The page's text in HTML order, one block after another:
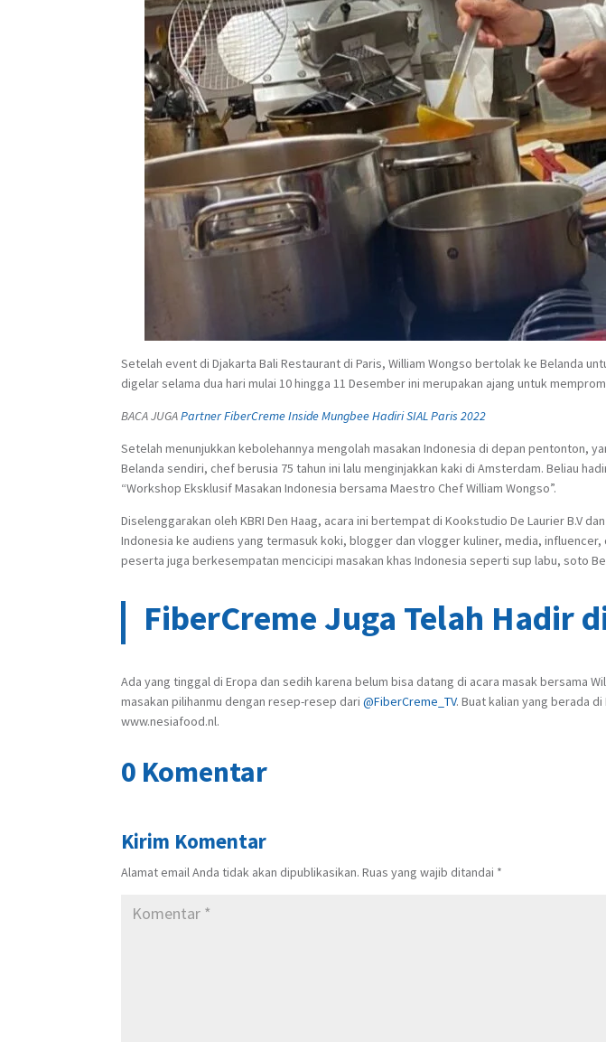
Setelah event di Djakarta Bali Restaurant di Paris, William Wongso bertolak ke Belanda
digelar selama dua hari mulai 10 hingga 11 Desember ini merupakan ajang untuk
BACA JUGAPartner FiberCreme Inside Mungbee Hadiri SIAL Paris 2022
Setelah menunjukkan kebolehannya mengolah masakan Indonesia di depan pentonton,
Belanda sendiri, chef berusia 75 tahun ini lalu menginjakkan kaki di Amsterdam. Beliau
“Workshop Eksklusif Masakan Indonesia bersama Maestro Chef William Wongso”.
Diselenggarakan oleh KBRI Den Haag, acara ini bertempat di Kookstudio De Laurier B.V
Indonesia ke audiens yang termasuk koki, blogger dan vlogger kuliner, media,
peserta juga berkesempatan mencicipi masakan khas Indonesia seperti sup labu, soto
FiberCreme Juga Telah Hadir
Ada yang tinggal di Eropa dan sedih karena belum bisa datang di acara masak bersama
masakan pilihanmu dengan resep-resep dari@FiberCreme_TV. Buat kalian yang berada
www.nesiafood.nl.
0 Komentar
Kirim Komentar
Alamat email Anda tidak akan dipublikasikan. Ruas yang wajib ditandai *